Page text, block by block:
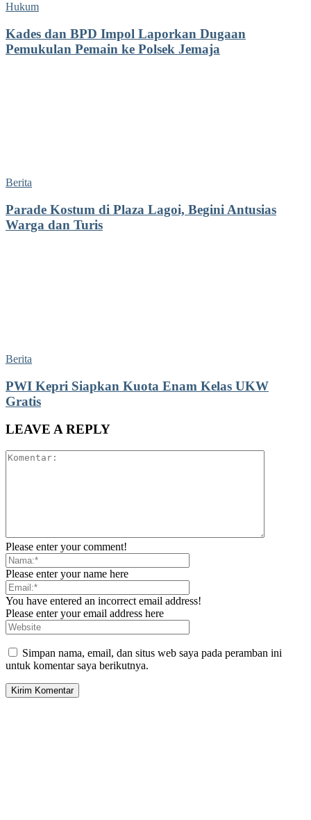
Hukum
Kades dan BPD Impol Laporkan Dugaan
Pemukulan Pemain ke Polsek Jemaja
Berita
Parade Kostum di Plaza Lagoi, Begini Antusias
Warga dan Turis
Berita
PWI Kepri Siapkan Kuota Enam Kelas UKW
Gratis
LEAVE A REPLY
Please enter your comment!
Please enter your name here
You have entered an incorrect email address!
Please enter your email address here
Simpan nama, email, dan situs web saya pada peramban ini
untuk komentar saya berikutnya.